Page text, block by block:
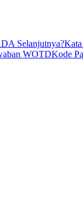
dll.
Selanjutnya?
WOTDKode